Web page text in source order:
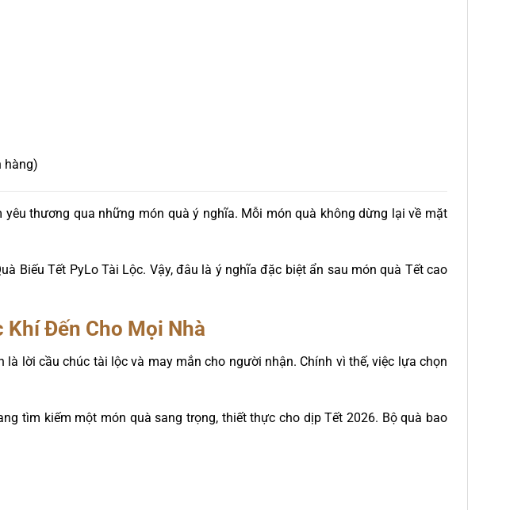
hàng)
thương qua những món quà ý nghĩa. Mỗi món quà không dừng lại về mặt
Biếu Tết PyLo Tài Lộc. Vậy, đâu là ý nghĩa đặc biệt ẩn sau món quà Tết cao
Khí Đến Cho Mọi Nhà
lời cầu chúc tài lộc và may mắn cho người nhận. Chính vì thế, việc lựa chọn
tìm kiếm một món quà sang trọng, thiết thực cho dịp Tết 2026. Bộ quà bao